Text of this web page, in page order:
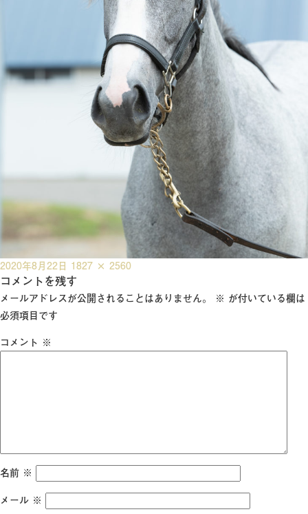
投
稿
日:
2020年8月22日 フ
ル
サ
1827 × 2560
コメントを残す
メールアドレスが公開されることはありません。 ※ が付いている欄は
必須項目です
コメント ※
名前 ※
メール ※